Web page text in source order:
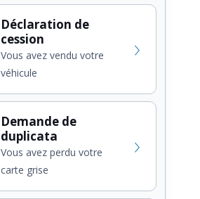
Déclaration de
cession
Vous avez vendu votre
véhicule
Demande de
duplicata
Vous avez perdu votre
carte grise